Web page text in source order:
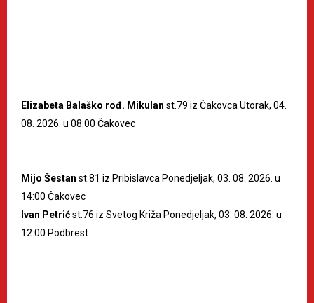
Elizabeta Balaško rođ. Mikulan st.79 iz Čakovca Utorak, 04.
08. 2026. u 08:00 Čakovec
Mijo Šestan st.81 iz Pribislavca Ponedjeljak, 03. 08. 2026. u
14:00 Čakovec
Ivan Petrićst.76 iz Svetog Križa Ponedjeljak, 03. 08. 2026. u
12:00 Podbrest